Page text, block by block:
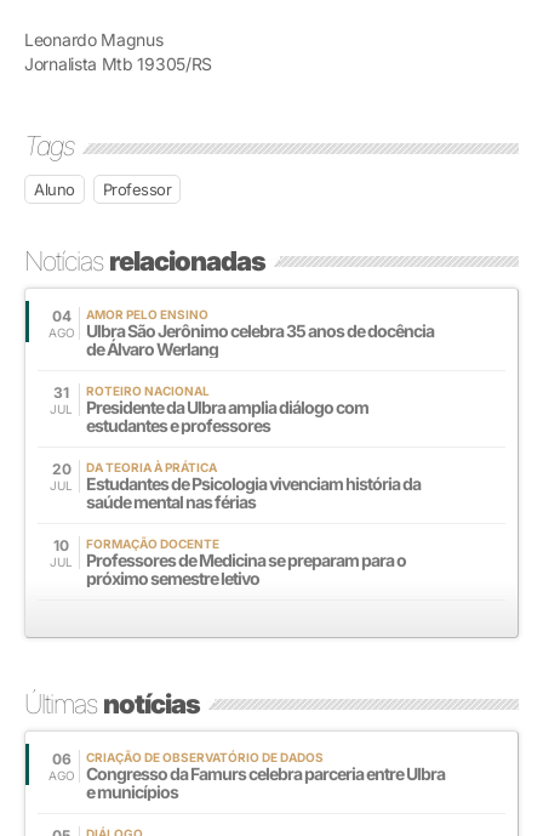
Leonardo Magnus
Jornalista Mtb 19305/RS
Tags
Aluno Professor
Notíciasrelacionadas
04
AGO
AMOR PELO ENSINO
Ulbra São Jerônimo celebra 35 anos de docência
de Álvaro Werlang
31
JUL
ROTEIRO NACIONAL
Presidente da Ulbra amplia diálogo com
estudantes e professores
20
JUL
DA TEORIA À PRÁTICA
Estudantes de Psicologia vivenciam história da
saúde mental nas férias
10
JUL
FORMAÇÃO DOCENTE
Professores de Medicina se preparam para o
próximo semestre letivo
Últimasnotícias
06
AGO
CRIAÇÃO DE OBSERVATÓRIO DE DADOS
Congresso da Famurs celebra parceria entre Ulbra
e municípios